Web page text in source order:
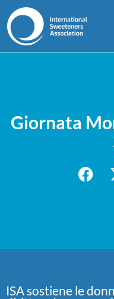
Giornata
ISA sostiene le